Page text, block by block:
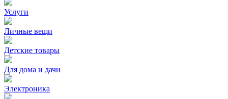
Услуги
Личные вещи
Детские товары
Для дома и дачи
Электроника